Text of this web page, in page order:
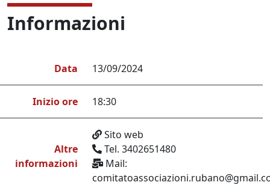
Informazioni
Data 13/09/2024
Inizio ore 18:30
Altre
informazioni
Sito web
Tel. 3402651480
Mail: